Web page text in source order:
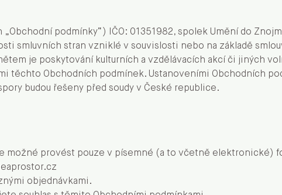
podmínky“) IČO: 01351982, spolek Umění do
smluvních stran vzniklé v souvislosti nebo na základě
je poskytování kulturních a vzdělávacích akcí či jiných
těchto Obchodních podmínek. Ustanoveními Obchodních
budou řešeny před soudy v České republice.
možné provést pouze v písemné (a to včetně elektronické)
objednávkami.